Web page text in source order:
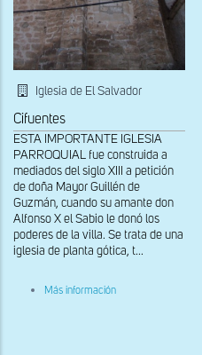
Iglesia de El Salvador
Cifuentes
ESTA IMPORTANTE IGLESIA
PARROQUIAL fue construida a
mediados del siglo XIII a petición
de doña Mayor Guillén de
Guzmán, cuando su amante don
Alfonso X el Sabio le donó los
poderes de la villa. Se trata de una
iglesia de planta gótica, t...
Más información